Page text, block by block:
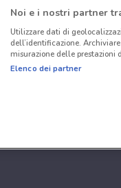
Noi e i nostri partner
Utilizzare dati di
dell’identificazione.
misurazione delle prestazioni
Elenco dei partner